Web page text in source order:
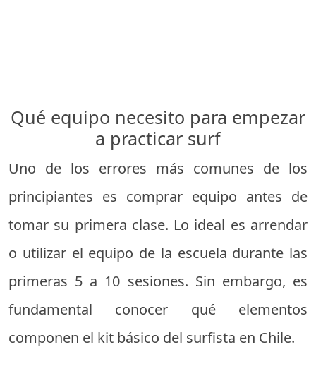
Qué equipo necesito para empezar
a practicar surf
Uno de los errores más comunes de los
principiantes es comprar equipo antes de
tomar su primera clase. Lo ideal es arrendar
o utilizar el equipo de la escuela durante las
primeras 5 a 10 sesiones. Sin embargo, es
fundamental conocer qué elementos
componen el kit básico del surfista en Chile.